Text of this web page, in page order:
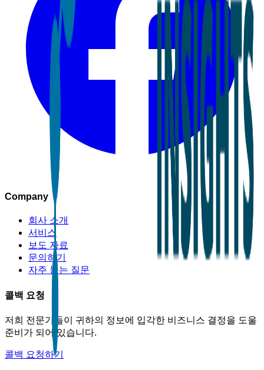
Company
회사 소개
서비스
보도 자료
문의하기
자주 묻는 질문
콜백 요청
저희 전문가들이 귀하의 정보에 입각한 비즈니스 결정을 도울
준비가 되어 있습니다.
콜백 요청하기